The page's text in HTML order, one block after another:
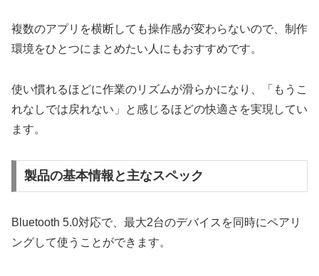
複数のアプリを横断しても操作感が変わらないので、制作
環境をひとつにまとめたい人にもおすすめです。
使い慣れるほどに作業のリズムが滑らかになり、「もうこ
れなしでは戻れない」と感じるほどの快適さを実現してい
ます。
製品の基本情報と主なスペック
Bluetooth 5.0対応で、最大2台のデバイスを同時にペアリ
ングして使うことができます。